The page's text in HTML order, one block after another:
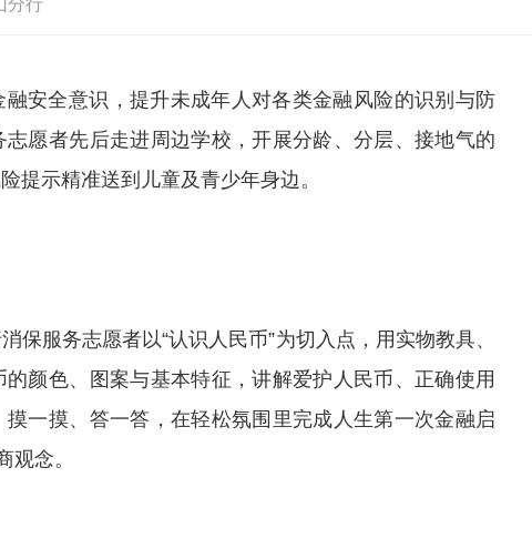
分行
安全意识，提升未成年人对各类金融风险的识别与防
志愿者先后走进周边学校 ，开展分龄、分层、接地气的
提示精准送到 儿童及青少年身边。
保服务志愿者以“认识人民币”为切入点，用实物教具、
颜色、图案与基本特征，讲解爱护人民币、正确使用
一摸、答一答，在轻松氛围里完成人生第一次金融启
观念。